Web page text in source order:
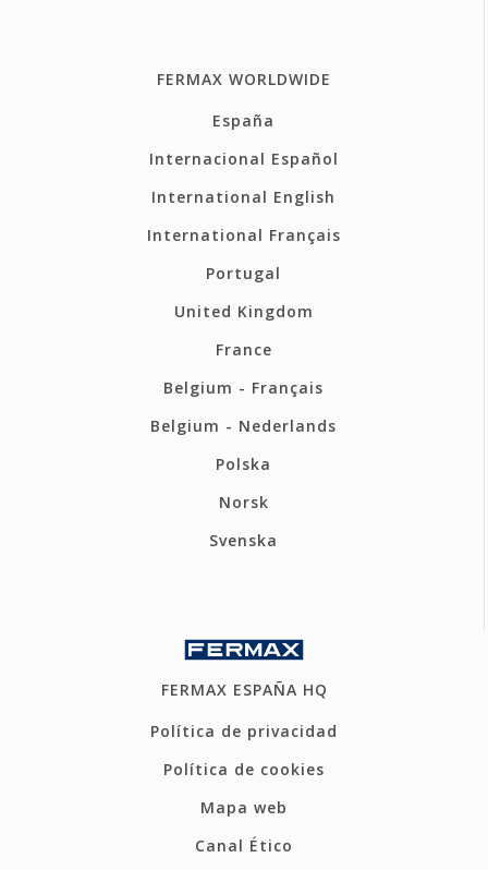
FERMAX WORLDWIDE
España
Internacional Español
International English
International Français
Portugal
United Kingdom
France
Belgium - Français
Belgium - Nederlands
Polska
Norsk
Svenska
FERMAX ESPAÑA HQ
Política de privacidad
Política de cookies
Mapa web
Canal Ético